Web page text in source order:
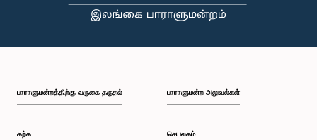
பி.ப. 1:43 - பி.ப. 1:53
பாராளுமன்றத்திற்கு வருகை தருதல்
கற்க
பாராளுமன்ற அலுவல்கள்
செயலகம்